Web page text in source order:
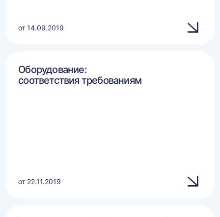
от 14.09.2019
Оборудование:
соответствия требованиям
от 22.11.2019